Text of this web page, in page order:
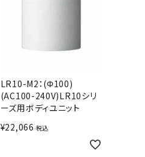
LR10-M2：(Φ100)
(AC100-240V)LR10シリ
ーズ用ボディユニット
¥22,066 税込